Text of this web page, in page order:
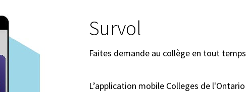
Survol
Faites demande au collège en tout
L’application mobile Colleges de